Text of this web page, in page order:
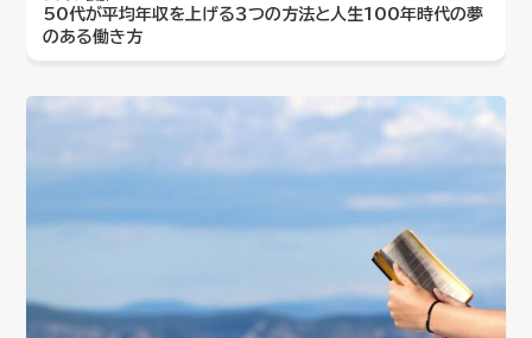
50代が平均年収を上げる３つの方法と人生100年時代の夢
のある働き方